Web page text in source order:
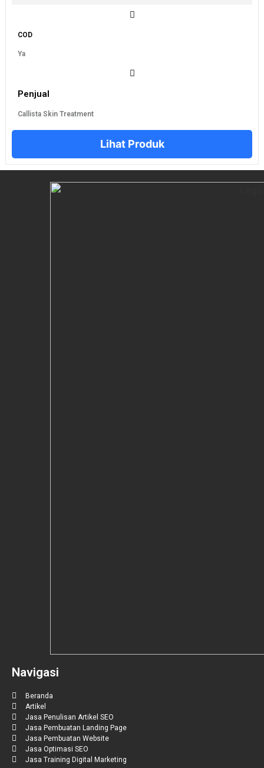
COD
Ya
Penjual
Callista Skin Treatment
Lihat Produk
Navigasi
Beranda
Artikel
Jasa Penulisan Artikel SEO
Jasa Pembuatan Landing Page
Jasa Pembuatan Website
Jasa Optimasi SEO
Jasa Training Digital Marketing